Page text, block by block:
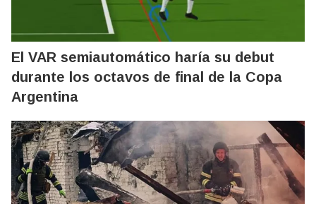
El VAR semiautomático haría su debut
durante los octavos de final de la Copa
Argentina